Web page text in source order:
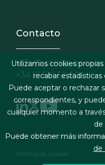
Contacto
info@garrigues.com
+34 91 514 52 00
Footer
Términos legales y
Política de cookies
Utilizamos cookies
recabar
Puede aceptar o rechazar
correspondientes, y
cualquier momento a
de
Puede obtener más
de